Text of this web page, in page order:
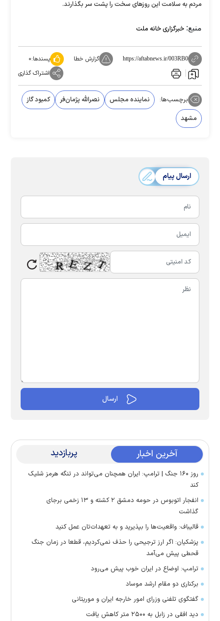
مردم به سلامت این روز‌های سخت را پشت سر بگذارند.
منبع: خبرگزاری خانه ملت
https://aftabnews.ir/003RB0 گزارش خطا پسندها:۰
اشتراک گذاری
برچسب‌ها: نماینده مجلس نصرالله پژمان‌فر
کمبود گاز
مشهد
ارسال پیام
آخرین اخبار پربازدید
روز ۱۶۰ جنگ | ترامپ: ایران همچنان می‌تواند در تنگه هرمز شلیک
کند
انفجار اتوبوس در حومه دمشق ۲ کشته و ۱۳ زخمی برجای
گذاشت
قالیباف: واقعیت‌ها را بپذیرید و به تعهدات‌تان عمل کنید
پزشکیان: اگر ارز ترجیحی را حذف نمی‌کردیم، قطعا در زمان جنگ
قحطی پیش می‌آمد
ترامپ: اوضاع در ایران خوب پیش می‌رود
برکناری دو مقام ارشد موساد
گفتگوی تلفنی وزرای امور خارجه ایران و موریتانی
دید افقی در زابل به ۲۵۰۰ متر کاهش یافت